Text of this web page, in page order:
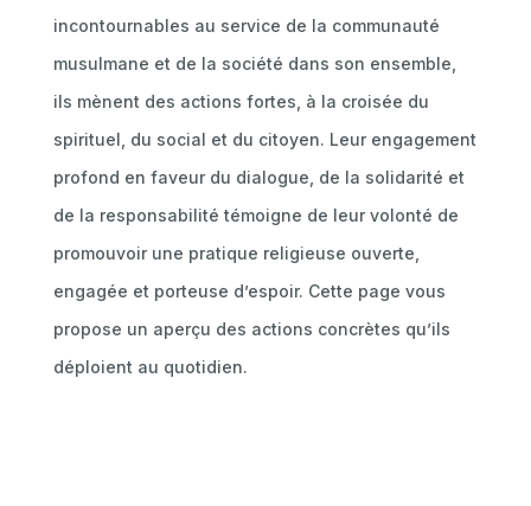
incontournables au service de la communauté
musulmane et de la société dans son ensemble,
ils mènent des actions fortes, à la croisée du
spirituel, du social et du citoyen. Leur engagement
profond en faveur du dialogue, de la solidarité et
de la responsabilité témoigne de leur volonté de
promouvoir une pratique religieuse ouverte,
engagée et porteuse d’espoir. Cette page vous
propose un aperçu des actions concrètes qu’ils
déploient au quotidien.